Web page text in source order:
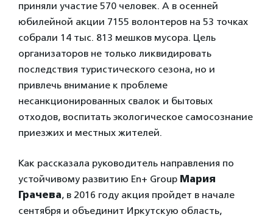
приняли участие 570 человек. А в осенней
юбилейной акции 7155 волонтеров на 53 точках
собрали 14 тыс. 813 мешков мусора. Цель
организаторов не только ликвидировать
последствия туристического сезона, но и
привлечь внимание к проблеме
несанкционированных свалок и бытовых
отходов, воспитать экологическое самосознание
приезжих и местных жителей.
Как рассказала руководитель направления по
устойчивому развитию En+ Group Мария
Грачева, в 2016 году акция пройдет в начале
сентября и объединит Иркутскую область,